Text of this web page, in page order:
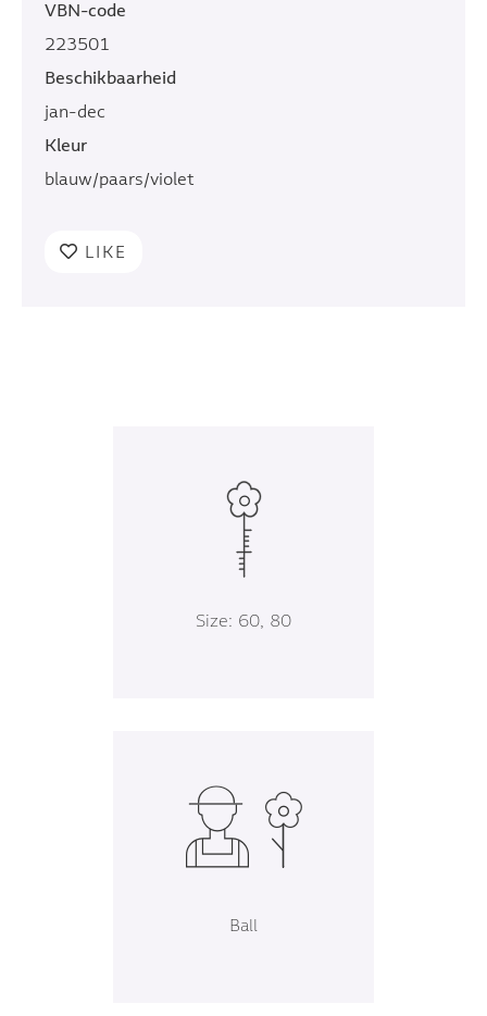
VBN-code
223501
Beschikbaarheid
jan-dec
Kleur
blauw/paars/violet
LIKE
Size: 60, 80
Ball